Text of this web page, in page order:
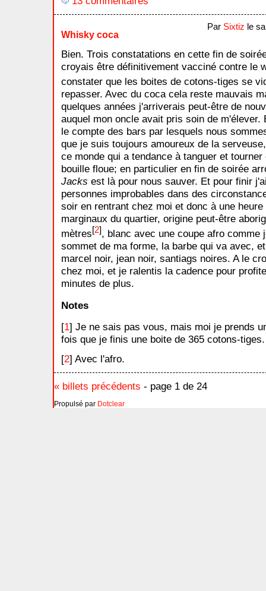
Whisky coca
Par Sixtiz le
Bien. Trois constatations en cette fin de
croyais être définitivement vacciné contre le
constater que les boites de cotons-tiges se
repasser. Avec du coca cela reste mauvais
quelques années j'arriverais peut-être de
auquel mon oncle avait pris soin de m'élever.
le compte des bars par lesquels nous
que je suis toujours amoureux de la
ce monde qui a tendance à tanguer et
bouille floue; en particulier en fin de soirée
Jacks est là pour nous sauver. Et pour finir
personnes improbables dans des
soir en rentrant chez moi et donc à une
marginaux du quartier, origine peut-être
mètres[2], blanc avec une coupe afro comme
sommet de ma forme, la barbe qui va avec,
marcel noir, jean noir, santiags noires. A le
chez moi, et je ralentis la cadence pour
minutes de plus.
Notes
[1] Je ne sais pas vous, mais moi je prends
fois que je finis une boite de 365 cotons-tiges.
[2] Avec l'afro.
« billets précédents - page 1 de 24
Propulsé par Dotclear